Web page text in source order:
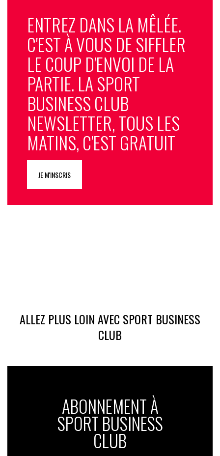
ENTREZ DANS LA MÊLÉE.
C'EST À VOUS DE SIFFLER
LE COUP D'ENVOI DE LA
PARTIE. LA SPORT
BUSINESS CLUB
NEWSLETTER, TOUS LES
MATINS, C'EST GRATUIT
JE M'INSCRIS
ALLEZ PLUS LOIN AVEC SPORT BUSINESS
CLUB
ABONNEMENT À
SPORT BUSINESS
CLUB